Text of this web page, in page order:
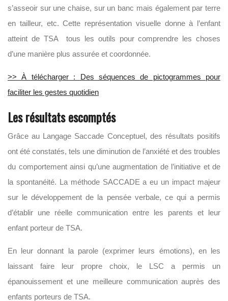
s’asseoir sur une chaise, sur un banc mais également par terre
en tailleur, etc. Cette représentation visuelle donne à l’enfant
atteint de TSA tous les outils pour comprendre les choses
d’une manière plus assurée et coordonnée.
>> À télécharger : Des séquences de pictogrammes pour
faciliter les gestes quotidien
Les résultats escomptés
Grâce au Langage Saccade Conceptuel, des résultats positifs
ont été constatés, tels une diminution de l’anxiété et des troubles
du comportement ainsi qu’une augmentation de l’initiative et de
la spontanéité. La méthode SACCADE a eu un impact majeur
sur le développement de la pensée verbale, ce qui a permis
d’établir une réelle communication entre les parents et leur
enfant porteur de TSA.
En leur donnant la parole (exprimer leurs émotions), en les
laissant faire leur propre choix, le LSC a permis un
épanouissement et une meilleure communication auprès des
enfants porteurs de TSA.